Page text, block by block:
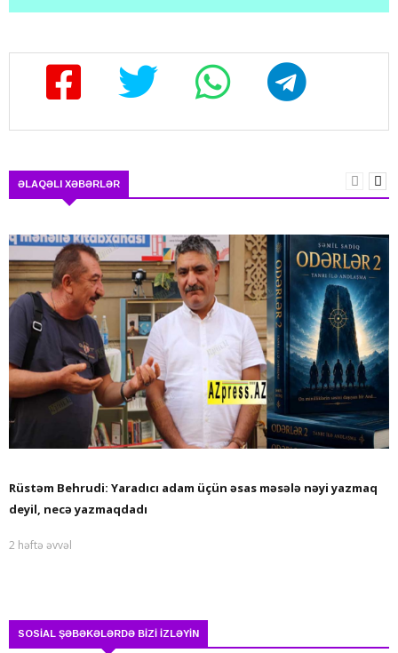
ƏLAQƏLI XƏBƏRLƏR
Rüstəm Behrudi: Yaradıcı adam üçün əsas məsələ nəyi yazmaq
deyil, necə yazmaqdadı
2 həftə əvvəl
SOSİAL ŞƏBƏKƏLƏRDƏ BİZİ İZLƏYİN